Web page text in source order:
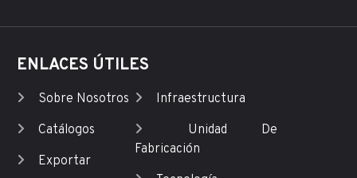
ENLACES ÚTILES
Sobre Nosotros
Catálogos
Exportar
Infraestructura
Unidad De
Fabricación